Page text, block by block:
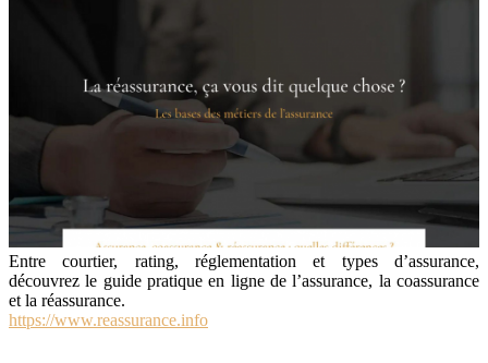
Entre courtier, rating, réglementation et types d’assurance,
découvrez le guide pratique en ligne de l’assurance, la coassurance
et la réassurance.
https://www.reassurance.info